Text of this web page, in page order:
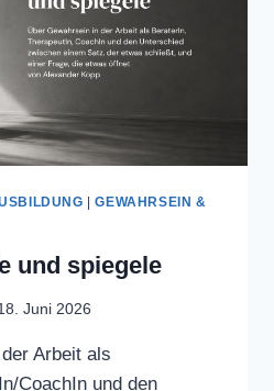
|GEWAHRSEIN &
und spiegele
Juni 2026
Arbeit als
CoachIn und den